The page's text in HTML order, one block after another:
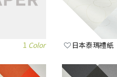
1 Color 日本泰瑪禮紙